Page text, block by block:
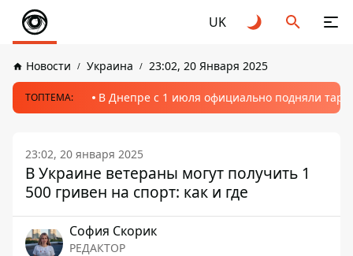
UK
Новости Украина 23:02, 20 Января 2025
ТОПТЕМА: В Днепре с 1 июля официально подняли
23:02, 20 января 2025
В Украине ветераны могут получить 1
500 гривен на спорт: как и где
София Скорик
РЕДАКТОР